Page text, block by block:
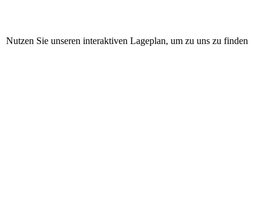
Nutzen Sie unseren interaktiven Lageplan, um zu uns zu finden